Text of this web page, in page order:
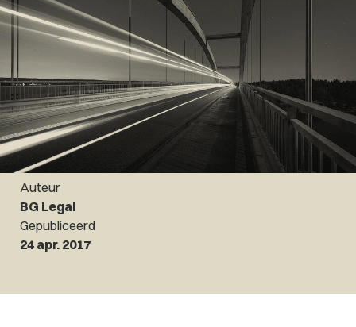
Auteur
BG Legal
Gepubliceerd
24 apr. 2017